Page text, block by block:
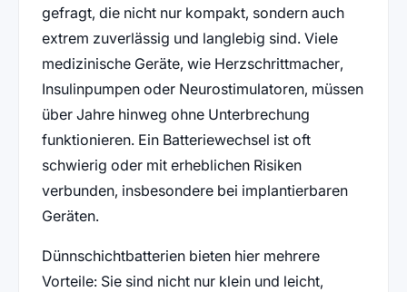
gefragt, die nicht nur kompakt, sondern auch
extrem zuverlässig und langlebig sind. Viele
medizinische Geräte, wie Herzschrittmacher,
Insulinpumpen oder Neurostimulatoren, müssen
über Jahre hinweg ohne Unterbrechung
funktionieren. Ein Batteriewechsel ist oft
schwierig oder mit erheblichen Risiken
verbunden, insbesondere bei implantierbaren
Geräten.
Dünnschichtbatterien bieten hier mehrere
Vorteile: Sie sind nicht nur klein und leicht,